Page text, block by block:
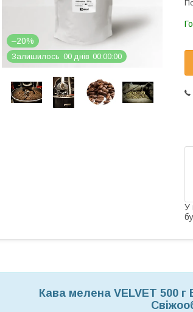
–20%
Залишилось 00 днів 00 00 00
У
Кава мелена VELVET 500